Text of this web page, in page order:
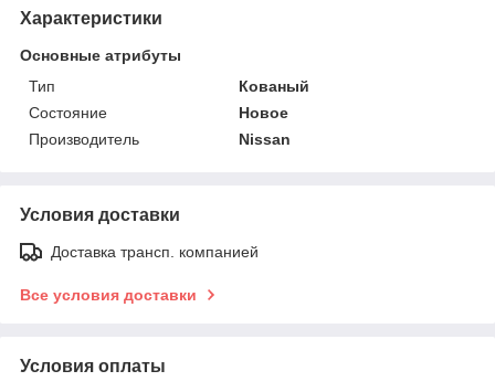
Характеристики
Основные атрибуты
Тип
Кованый
Состояние
Новое
Производитель
Nissan
Условия доставки
Доставка трансп. компанией
Все условия доставки
Условия оплаты